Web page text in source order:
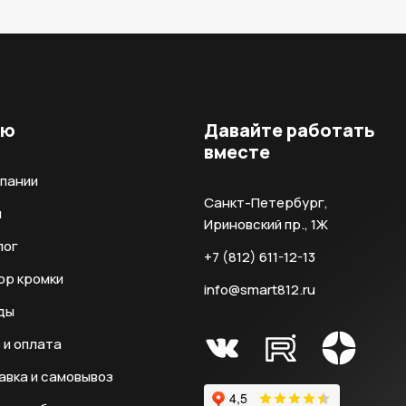
кромки
и оплата
и самовывоз
Давайте работать
вместе
Санкт-Петербург,
Ириновский пр., 1Ж
+7 (812) 611-12-13
info@smart812.ru